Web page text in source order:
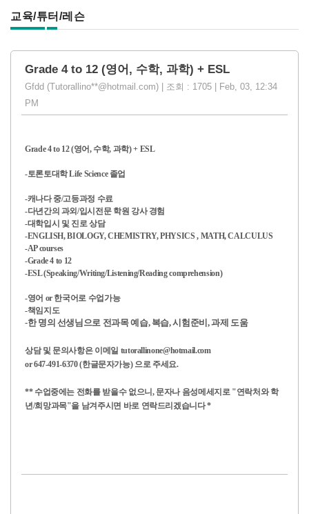
교육/튜터/레슨
Grade 4 to 12 (영어, 수학, 과학) + ESL
Gfdd (Tutorallino**@hotmail.com) | 조회 : 1705 | Feb, 03, 12:34
PM
Grade 4 to 12 (영어, 수학, 과학) + ESL
-토론토대학 Life Science 졸업
-캐나다 중/고등과정 수료
-다년간의 과외/입시전문 학원 강사 경험
-대학입시 및 진로 상담
-ENGLISH, BIOLOGY, CHEMISTRY, PHYSICS , MATH, CALCULUS
-AP courses
-Grade 4 to 12
-ESL (Speaking/Writing/Listening/Reading comprehension)
-영어 or 한국어로 수업가능
-책임지도
-한 명의 선생님으로 전과목 예습, 복습, 시험준비, 과제 도움
상담 및 문의사항은 이메일 tutorallinone@hotmail.com
or 647-491-6370 (한글문자가능) 으로 주세요.
** 수업중에는 전화를 받을수 없으니, 문자나 음성메세지로 "연락처와 학
년/희망과목"을 남겨주시면 바로 연락드리겠습니다 *